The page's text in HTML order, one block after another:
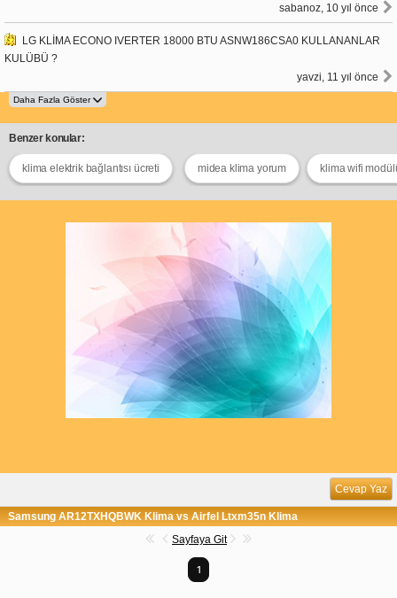
sabanoz, 10 yıl önce
LG KLİMA ECONO IVERTER 18000 BTU ASNW186CSA0 KULLANANLAR
KULÜBÜ ?
yavzi, 11 yıl önce
Benzer konular:
klima elektrik bağlantısı ücreti midea klima yorum klima wifi
Cevap Yaz
Samsung AR12TXHQBWK Klima vs Airfel Ltxm35n Klima
Sayfaya Git
1